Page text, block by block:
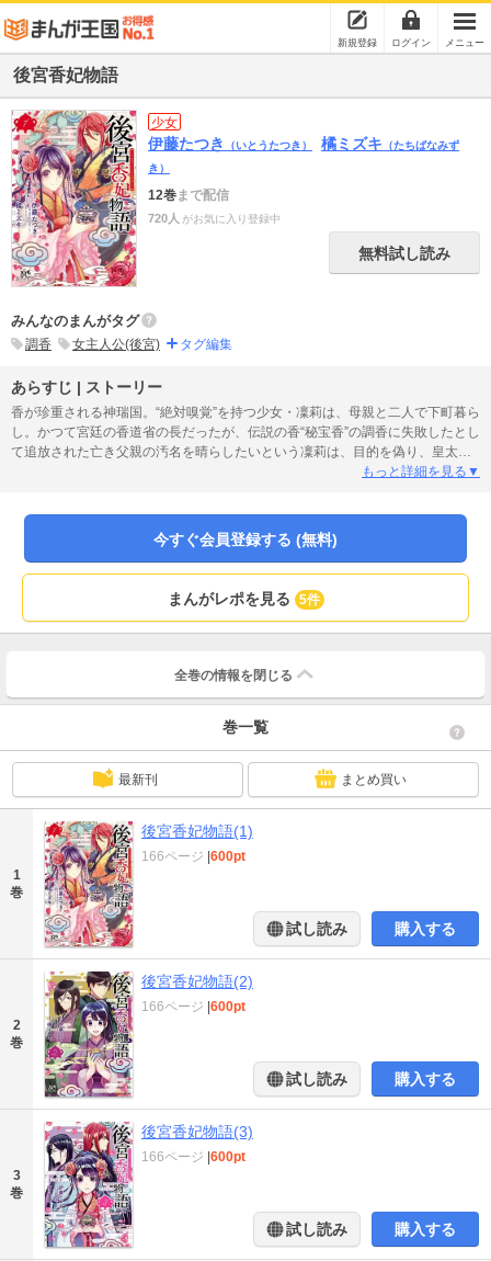
新規登録 ログイン メニュー
後宮香妃物語
少女
伊藤たつき （いとうたつき） 橘ミズキ （たちばなみず
き）
12巻まで配信
720人 がお気に入り登録中
無料試し読み
みんなのまんがタグ
調香 女主人公(後宮) タグ編集
あらすじ | ストーリー
香が珍重される神瑞国。“絶対嗅覚”を持つ少女・凜莉は、母親と二人で下町暮ら
し。かつて宮廷の香道省の長だったが、伝説の香“秘宝香”の調香に失敗したとし
て追放された亡き父親の汚名を晴らしたいという凜莉は、目的を偽り、皇太
子・煌翔の後宮に入ることに。だけど、後宮入り早々、その目的が煌翔にバレ
宮ストーリー!!
もっと詳細を見る▼
今すぐ会員登録する (無料)
まんがレポを見る 5件
全巻の情報を 閉じる
巻一覧
最新刊 まとめ買い
1
巻
後宮香妃物語(1)
166ページ 600pt
試し読み 購入する
2
巻
後宮香妃物語(2)
166ページ 600pt
試し読み 購入する
3
巻
後宮香妃物語(3)
166ページ 600pt
試し読み 購入する